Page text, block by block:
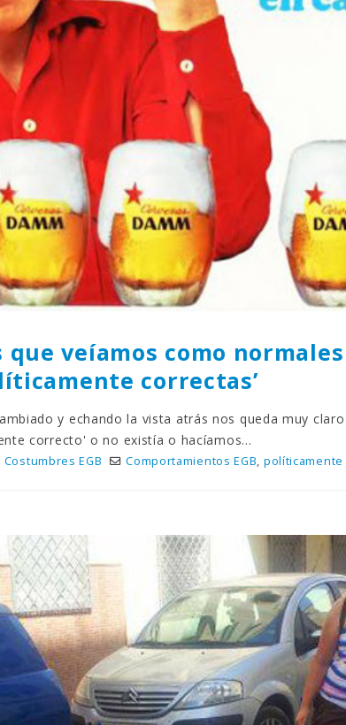
que veíamos como
correctas’
y echando la vista atrás nos queda muy
correcto' o no existía o hacíamos...
Costumbres EGB Comportamientos EGB,
no
a
Yo
reto o
estas
se
que ya
Gana una de las cuatro
unidades de PLAYMOBIL
que sorteamos: Knight
Rider – El coche fantástico
[finalizado]
18 noviembre, 2022
FlixOlé nos divierte con su
colección de comedias de
los 80 y 90 y regalamos
tres suscripciones anuales
18 noviembre, 2022
Llega el nuevo juego de
mesa Yo Fui a EGB:
Verdad, reto o
consecuencia, con más preguntas
y atrevidas pruebas